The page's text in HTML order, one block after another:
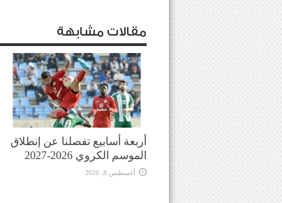
مقالات مشابهة
أربعة أسابيع تفصلنا عن إنطلاق
الموسم الكروي 2026-2027
أغسطس 8, 2026